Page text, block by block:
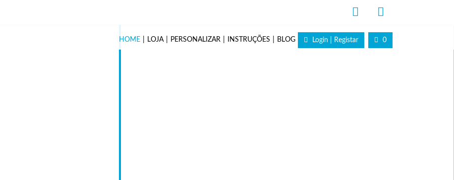
Login | Registar 0
HOME LOJA PERSONALIZAR INSTRUÇÕES BLOG